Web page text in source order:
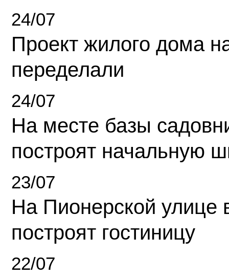
24/07
Проект жилого дома
переделали
24/07
На месте базы
построят начальную
23/07
На Пионерской улице
построят гостиницу
22/07